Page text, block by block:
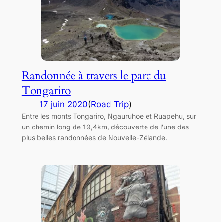
Randonnée à travers le parc du
Tongariro
17 juin 2020(Road Trip)
Entre les monts Tongariro, Ngauruhoe et Ruapehu, sur
un chemin long de 19,4km, découverte de l'une des
plus belles randonnées de Nouvelle-Zélande.